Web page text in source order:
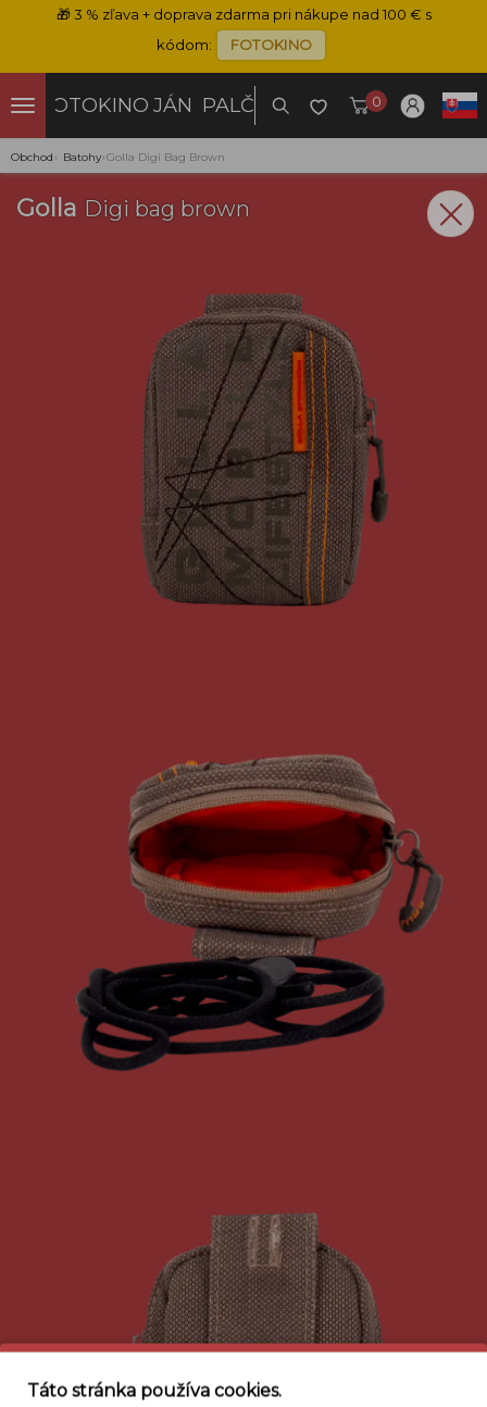
🎁3 % zľava + doprava zdarma pri nákupe nad 100 € s
kódom:
FOTOKINO
FOTOKINO JÁN PALČO 0
Obchod › Batohy›Golla Digi Bag Brown
Golla Digi bag brown
Táto stránka používa cookies.